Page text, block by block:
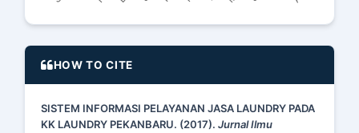
HOW TO CITE
SISTEM INFORMASI PELAYANAN JASA LAUNDRY PADA
KK LAUNDRY PEKANBARU. (2017). Jurnal Ilmu